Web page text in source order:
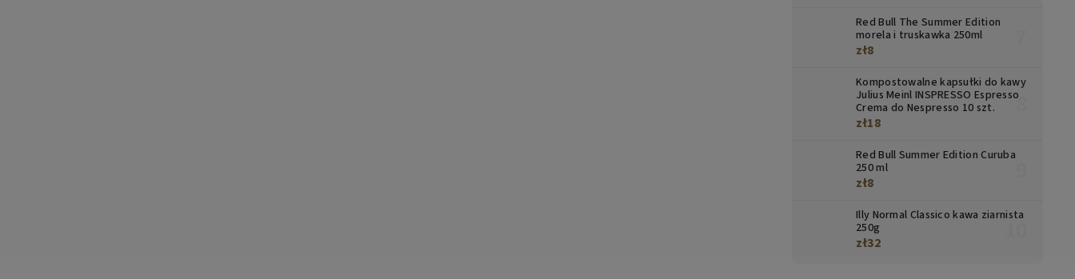
Red Bull The Summer Edition
morela i truskawka 250ml
zł8
Kompostowalne kapsułki do kawy
Julius Meinl INSPRESSO Espresso
Crema do Nespresso 10 szt.
zł18
Red Bull Summer Edition Curuba
250 ml
zł8
Illy Normal Classico kawa ziarnista
250g
zł32